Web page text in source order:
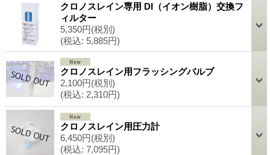
クロノスレイン専用 DI（イオン樹脂）交換フ
ィルター
5,350円(税別)
(税込: 5,885円)
クロノスレイン用フラッシングバルブ
2,100円(税別)
(税込: 2,310円)
クロノスレイン用圧力計
6,450円(税別)
(税込: 7,095円)